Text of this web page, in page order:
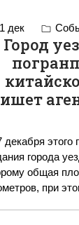
дек
Город
города
общая
при